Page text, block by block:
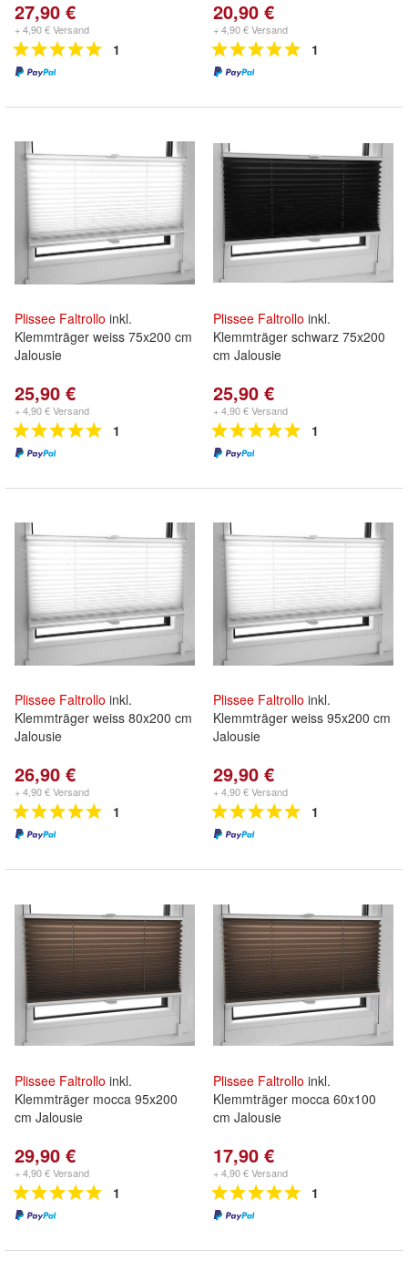
27,90 €
+ 4,90 € Versand
1
20,90 €
+ 4,90 € Versand
1
Plissee Faltrollo inkl.
Klemmträger weiss 75x200 cm
Jalousie
25,90 €
+ 4,90 € Versand
1
Plissee Faltrollo inkl.
Klemmträger schwarz 75x200
cm Jalousie
25,90 €
+ 4,90 € Versand
1
Plissee Faltrollo inkl.
Klemmträger weiss 80x200 cm
Jalousie
26,90 €
+ 4,90 € Versand
1
Plissee Faltrollo inkl.
Klemmträger weiss 95x200 cm
Jalousie
29,90 €
+ 4,90 € Versand
1
Plissee Faltrollo inkl.
Klemmträger mocca 95x200
cm Jalousie
29,90 €
+ 4,90 € Versand
1
Plissee Faltrollo inkl.
Klemmträger mocca 60x100
cm Jalousie
17,90 €
+ 4,90 € Versand
1